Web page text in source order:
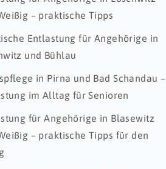
– praktische Tipps
Entlastung für Angehörige in
und Bühlau
in Pirna und Bad Schandau –
im Alltag für Senioren
für Angehörige in Blasewitz
– praktische Tipps für den